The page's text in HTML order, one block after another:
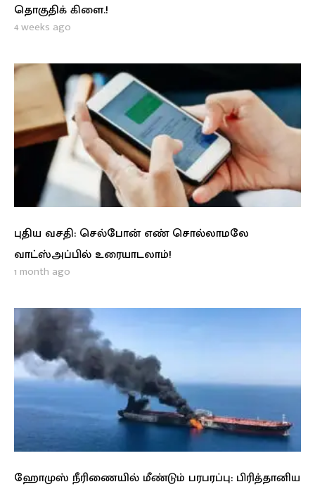
தொகுதிக் கிளை.!
4 weeks ago
புதிய வசதி: செல்போன் எண் சொல்லாமலே
வாட்ஸ்அப்பில் உரையாடலாம்!
1 month ago
ஹோமுஸ் நீரிணையில் மீண்டும் பரபரப்பு: பிரித்தானிய